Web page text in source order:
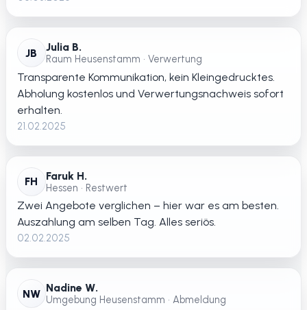
JB Julia B.
Raum Heusenstamm • Verwertung
Transparente Kommunikation, kein Kleingedrucktes.
Abholung kostenlos und Verwertungsnachweis sofort
erhalten.
21.02.2025
FH Faruk H.
Hessen • Restwert
Zwei Angebote verglichen – hier war es am besten.
Auszahlung am selben Tag. Alles seriös.
02.02.2025
NW Nadine W.
Umgebung Heusenstamm • Abmeldung